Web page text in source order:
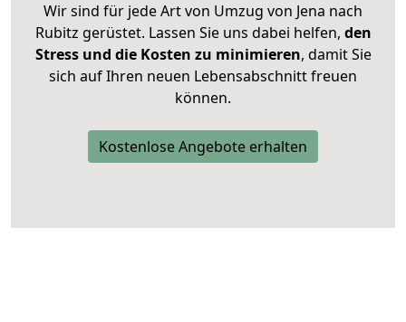
Wir sind für jede Art von Umzug von Jena nach
Rubitz gerüstet. Lassen Sie uns dabei helfen, den
Stress und die Kosten zu minimieren, damit Sie
sich auf Ihren neuen Lebensabschnitt freuen
können.
Kostenlose Angebote erhalten